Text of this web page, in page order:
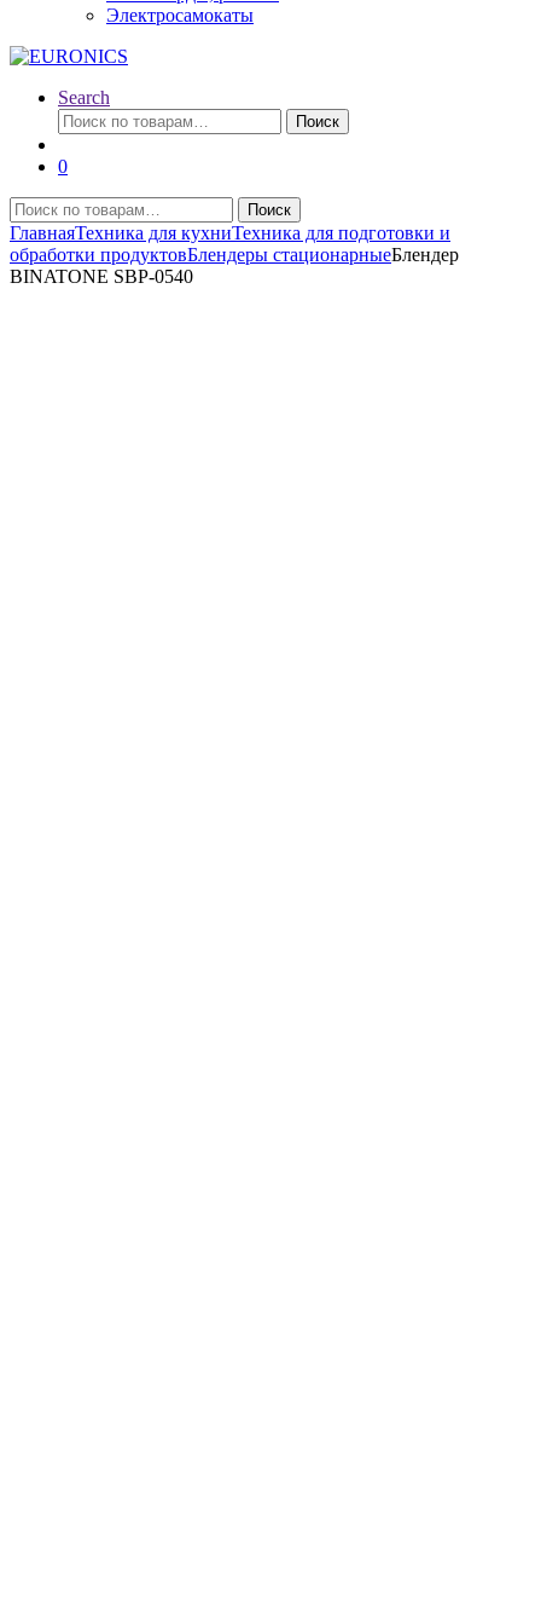
Электросамокаты
Search
Искать:
Поиск
0
Искать:
Поиск
ГлавнаяТехника для кухниТехника для подготовки и
обработки продуктовБлендеры стационарныеБлендер
BINATONE SBP-0540